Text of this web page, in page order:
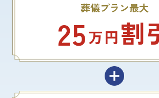
葬儀プラン最大
25万円割